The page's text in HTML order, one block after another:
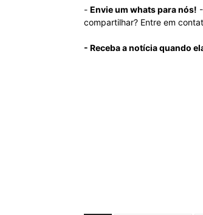
- Envie um whats para nós!
compartilhar? Entre em
- Receba a notícia quando